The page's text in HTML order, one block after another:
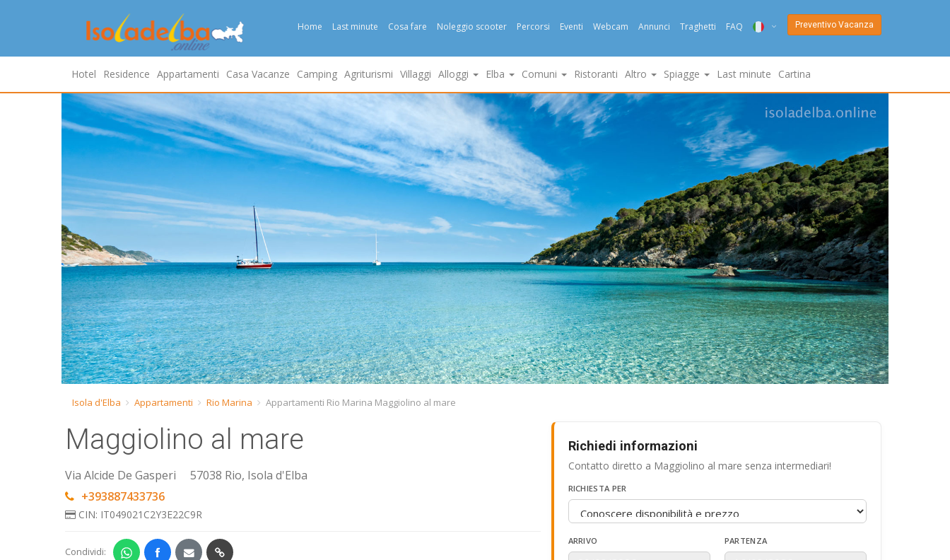
Home Last minute Cosa fare Noleggio scooter Percorsi Eventi Webcam Annunci Traghetti FAQ
ENG
DEU
NED
FRA
PYC
DAN
ESP
SLO
Preventivo Vacanza
Hotel Residence Appartamenti Casa Vacanze Camping Agriturismi Villaggi Alloggi Elba Comuni Ristoranti Altro Spiagge Last minute Cartina
Isola d'Elba Appartamenti Rio Marina Appartamenti Rio Marina Maggiolino al mare
Maggiolino al mare
Via Alcide De Gasperi
57038 Rio, Isola d'Elba
+393887433736
CIN: IT049021C2Y3E22C9R
Condividi:
Richiedi informazioni
Contatto diretto a Maggiolino al mare senza intermediari!
RICHIESTA PER
ARRIVO PARTENZA